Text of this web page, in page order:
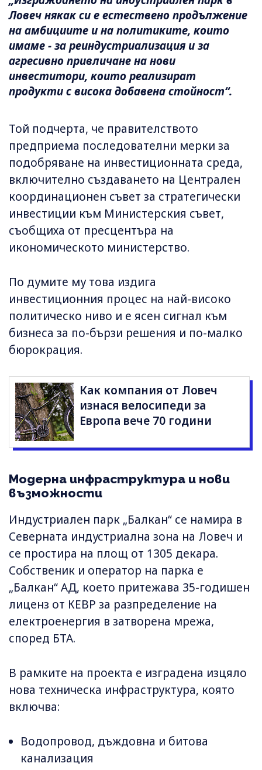
Ловеч някак си е естествено продължение
на амбициите и на политиките, които
имаме - за реиндустриализация и за
агресивно привличане на нови
инвеститори, които реализират
продукти с висока добавена стойност“.
Той подчерта, че правителството
предприема последователни мерки за
подобряване на инвестиционната среда,
включително създаването на Централен
координационен съвет за стратегически
инвестиции към Министерския съвет,
съобщиха от пресцентъра на
икономическото министерство.
По думите му това издига
инвестиционния процес на най-високо
политическо ниво и е ясен сигнал към
бизнеса за по-бързи решения и по-малко
бюрокрация.
Как компания от Ловеч
изнася велосипеди за
Европа вече 70 години
Модерна инфраструктура и нови
възможности
Индустриален парк „Балкан“ се намира в
Северната индустриална зона на Ловеч и
се простира на площ от 1305 декара.
Собственик и оператор на парка е
„Балкан“ АД, което притежава 35-годишен
лиценз от КЕВР за разпределение на
електроенергия в затворена мрежа,
според БТА.
В рамките на проекта е изградена изцяло
нова техническа инфраструктура, която
включва:
Водопровод, дъждовна и битова
канализация